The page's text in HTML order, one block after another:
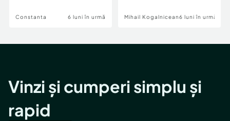
Constanta 6 luni în urmă Mihail Kogalniceanu6 luni în urmă
Vinzi și cumperi simplu și
rapid